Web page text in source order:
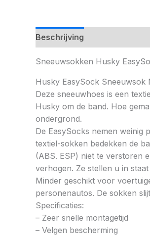
Beschrijving
Sneeuwsokken Husky
Husky EasySock Sneeuwsok
Deze sneeuwhoes is een
Husky om de band. Hoe
ondergrond.
De EasySocks nemen weinig
textiel-sokken bedekken de
(ABS. ESP) niet te verstoren
verhogen. Ze stellen u in
Minder geschikt voor
personenautos. De sokken
Specificaties:
– Zeer snelle montagetijd
– Velgen bescherming